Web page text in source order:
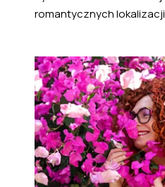
romantycznych lokalizacji